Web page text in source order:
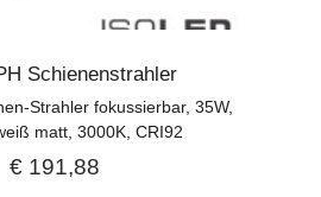
Schienenstrahler
Strahler fokussierbar, 35W,
matt, 3000K, CRI92
€191,88